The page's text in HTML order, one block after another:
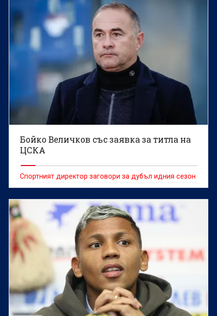
Бойко Величков със заявка за титла на
ЦСКА
Спортният директор заговори за дубъл идния сезон